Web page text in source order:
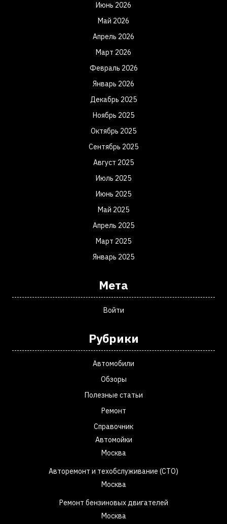
Июнь 2026
Май 2026
Апрель 2026
Март 2026
Февраль 2026
Январь 2026
Декабрь 2025
Ноябрь 2025
Октябрь 2025
Сентябрь 2025
Август 2025
Июль 2025
Июнь 2025
Май 2025
Апрель 2025
Март 2025
Январь 2025
Мета
Войти
Рубрики
Автомобили
Обзоры
Полезные статьи
Ремонт
Справочник
Автомойки
Москва
Авторемонт и техобслуживание (СТО)
Москва
Ремонт бензиновых двигателей
Москва